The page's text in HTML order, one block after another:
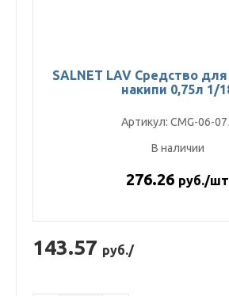
SALNET LAV Средство
накипи 0,75л 1/
Артикул: CMG-06-
В наличии
276.26 руб./шт
143.57 руб./